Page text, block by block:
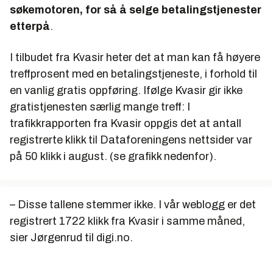
søkemotoren, for så å selge betalingstjenester
etterpå.
I tilbudet fra Kvasir heter det at man kan få høyere
treffprosent med en betalingstjeneste, i forhold til
en vanlig gratis oppføring. Ifølge Kvasir gir ikke
gratistjenesten særlig mange treff: I
trafikkrapporten fra Kvasir oppgis det at antall
registrerte klikk til Dataforeningens nettsider var
på 50 klikk i august. (se grafikk nedenfor).
– Disse tallene stemmer ikke. I vår weblogg er det
registrert 1722 klikk fra Kvasir i samme måned,
sier Jørgenrud til digi.no.